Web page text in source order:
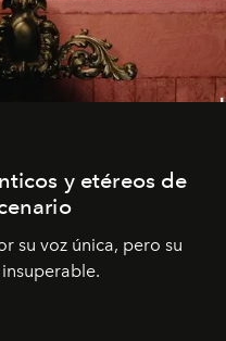
y etéreos de
su voz única, pero su